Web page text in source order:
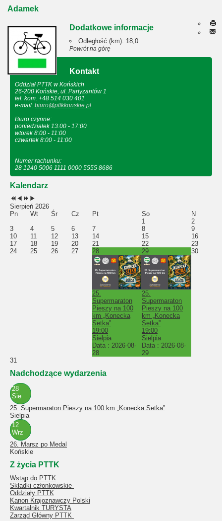
Adamek
Dodatkowe informacje
Odległość (km): 18,0
Powrót na górę
Kontakt
Oddział PTTK w Końskich
26-200 Końskie, ul. Partyzantów 1
tel. kom. +48 514 030 401
e-mail: biuro@pttkkonskie.pl
Biuro czynne:
poniedziałek 13:00 - 17:00
wtorek 8:00 - 11:00
czwartek 8:00 - 11:00
Numer rachunku:
28 1240 5006 1111 0000 5555 8686
Kalendarz
Sierpień 2026
Pn
Wt Śr Cz Pt So
N
1
2
3
4 5 6 7 8
9
10
11 12 13 14 15
16
17
18 19 20 21 22
23
24
25 26 27 28
25.
Supermaraton
Pieszy na 100
km „Konecka
Setka”
19:00
Sielpia
Data : 2026-08-
28
29
25.
Supermaraton
Pieszy na 100
km „Konecka
Setka”
19:00
Sielpia
Data : 2026-08-
29
30
31
Nadchodzące wydarzenia
28
Sie
25. Supermaraton Pieszy na 100 km „Konecka Setka”
Sielpia
12
Wrz
26. Marsz po Medal
Końskie
Z życia PTTK
Wstąp do PTTK
Składki członkowskie
Oddziały PTTK
Kanon Krajoznawczy Polski
Kwartalnik TURYSTA
Zarząd Główny PTTK